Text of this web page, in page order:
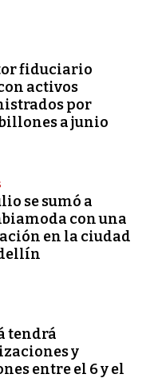
fiduciario
activos
por
billones a junio
se sumó a
con una
en la ciudad
tendrá
y
entre el 6 y el